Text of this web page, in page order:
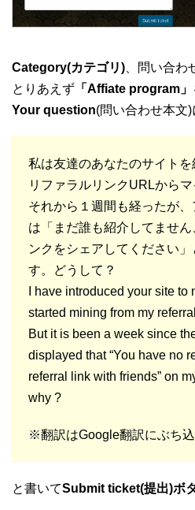
Category(カテゴリ) 、問い合わ
とりあえず 「Affiate program」
Your question(問い合わせ本文)
私は友達のあなたのサイト
リファラルリンクURLからマ
それから１週間も経ったが
は「まだ誰も紹介してませ
ンクをシェアしてください
す。どうして？
I have introduced your site
started mining from my
But it is been a week since
displayed that “You have no
referral link with friends” on
why ?
※翻訳はGoogle翻訳にぶち込
と書いてSubmit ticket(提出)ボ